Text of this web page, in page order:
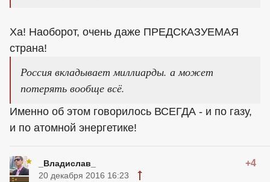
Ха! Наоборот, очень даже ПРЕДСКАЗУЕМАЯ
страна!
Россия вкладывает миллиарды. а может
потерять вообще всё.
Именно об этом говорилось ВСЕГДА - и по газу,
и по атомной энергетике!
_Владислав_ +4
20 декабря 2016 16:23